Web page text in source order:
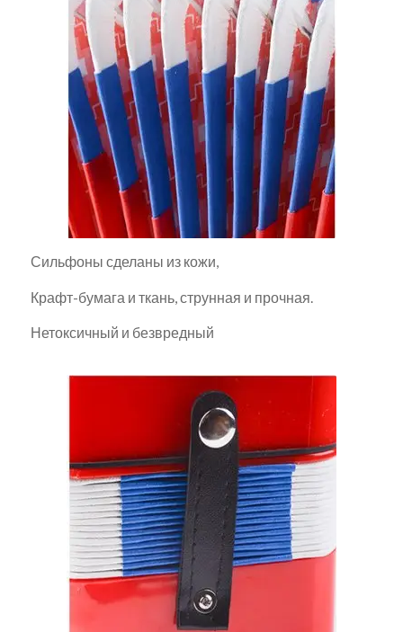
Сильфоны сделаны из кожи,
Крафт-бумага и ткань, струнная и прочная.
Нетоксичный и безвредный